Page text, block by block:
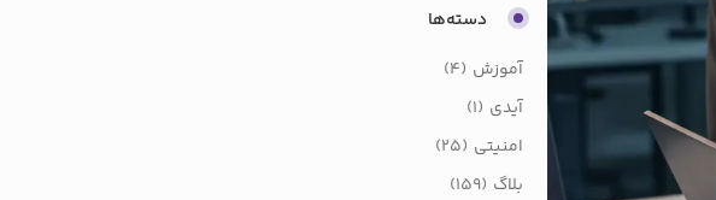
دسته‌ها
آموزش (4)
آیدی (1)
امنیتی (25)
بلاگ (159)